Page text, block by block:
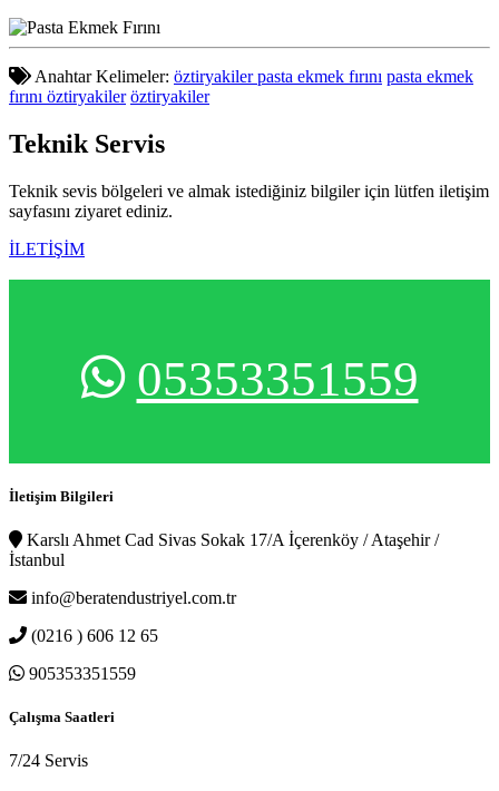
Anahtar Kelimeler: öztiryakiler pasta ekmek fırını pasta ekmek
fırını öztiryakiler öztiryakiler
Teknik Servis
Teknik sevis bölgeleri ve almak istediğiniz bilgiler için lütfen iletişim
sayfasını ziyaret ediniz.
İLETİŞİM
05353351559
İletişim Bilgileri
Karslı Ahmet Cad Sivas Sokak 17/A İçerenköy / Ataşehir /
İstanbul
info@beratendustriyel.com.tr
(0216 ) 606 12 65
905353351559
Çalışma Saatleri
7/24 Servis